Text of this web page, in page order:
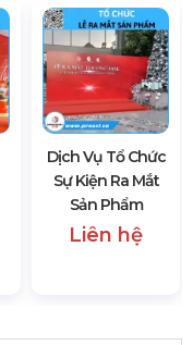
Dịch Vụ Tổ Chức
Sự Kiện Ra Mắt
Sản Phẩm
Liên hệ